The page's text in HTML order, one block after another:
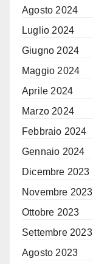
Agosto 2024
Luglio 2024
Giugno 2024
Maggio 2024
Aprile 2024
Marzo 2024
Febbraio 2024
Gennaio 2024
Dicembre 2023
Novembre 2023
Ottobre 2023
Settembre 2023
Agosto 2023